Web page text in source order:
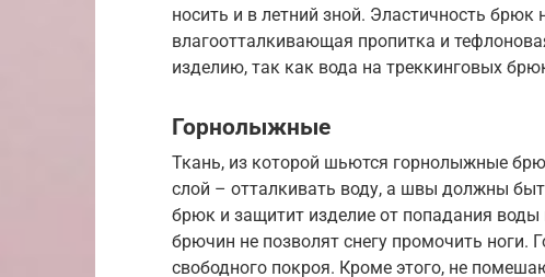
носить и в летний зной. Эластичность брюк
влагоотталкивающая пропитка и
изделию, так как вода на треккинговых
Горнолыжные
Ткань, из которой шьются горнолыжные
слой – отталкивать воду, а швы должны
брюк и защитит изделие от попадания
брючин не позволят снегу промочить
свободного покроя. Кроме этого, не